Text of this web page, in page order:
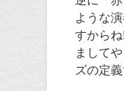
ような
すから
まして
ズの定義